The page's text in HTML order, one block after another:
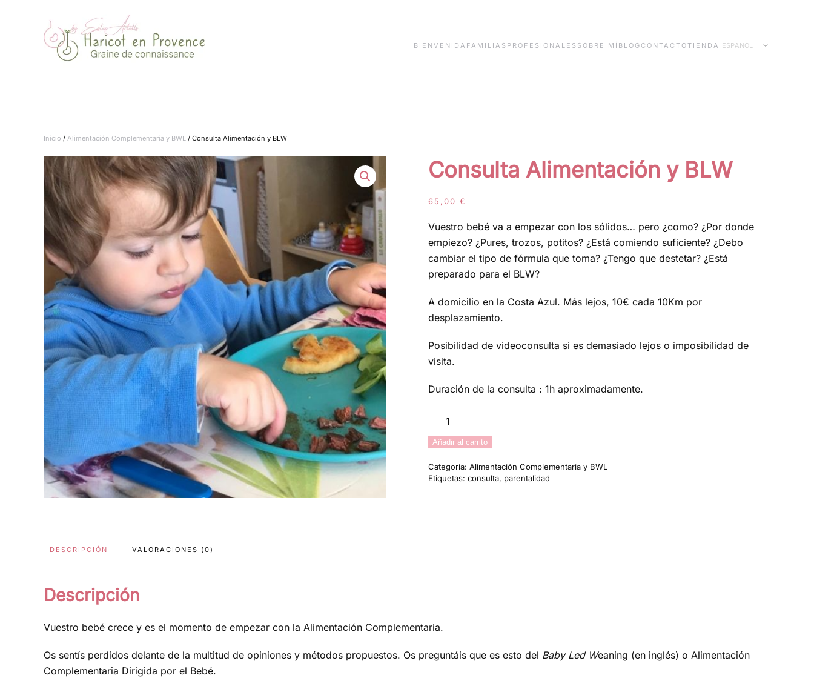
Ir al contenido principal
BIENVENIDA FAMILIAS PROFESIONALES SOBRE MÍ BLOG CONTACTOTIENDA Idiomas
Inicio / Alimentación Complementaria y BWL / Consulta Alimentación y BLW
Consulta Alimentación y BLW
65,00 €
Vuestro bebé va a empezar con los sólidos… pero ¿como? ¿Por donde
empiezo? ¿Pures, trozos, potitos? ¿Está comiendo suficiente? ¿Debo
cambiar el tipo de fórmula que toma? ¿Tengo que destetar? ¿Está
preparado para el BLW?
A domicilio en la Costa Azul. Más lejos, 10€ cada 10Km por
desplazamiento.
Posibilidad de videoconsulta si es demasiado lejos o imposibilidad de
visita.
Duración de la consulta : 1h aproximadamente.
Consulta
Alimentación
y
BLW
cantidad
Añadir al carrito
Categoría: Alimentación Complementaria y BWL
Etiquetas: consulta, parentalidad
DESCRIPCIÓN VALORACIONES (0)
Descripción
Vuestro bebé crece y es el momento de empezar con la Alimentación Complementaria.
Os sentís perdidos delante de la multitud de opiniones y métodos propuestos. Os preguntáis que es esto del Baby Led Weaning (en inglés) o Alimentación
Complementaria Dirigida por el Bebé.